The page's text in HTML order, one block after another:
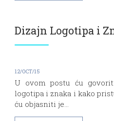
12/OCT/15
U ovom postu ću
logotipa i znaka i kako
ću objasniti je...